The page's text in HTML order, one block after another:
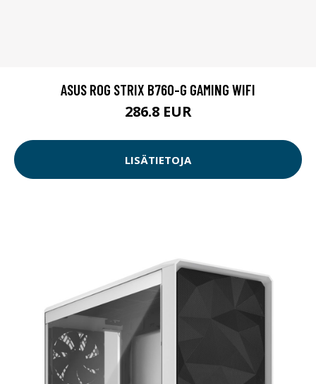
ASUS ROG STRIX B760-G GAMING WIFI
286.8 EUR
LISÄTIETOJA